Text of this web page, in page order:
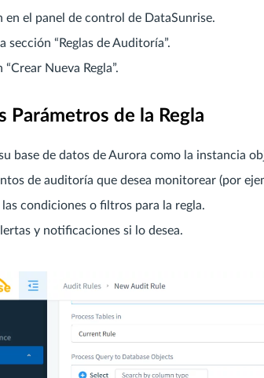
en el panel de control de DataSunrise.
sección “Reglas de Auditoría”.
“Crear Nueva Regla”.
Parámetros de la Regla
base de datos de Aurora como la instancia
de auditoría que desea monitorear (por
las condiciones o filtros para la regla.
y notificaciones si lo desea.